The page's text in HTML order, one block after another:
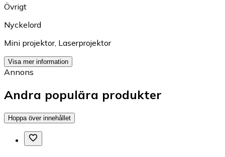
Övrigt
Nyckelord
Mini projektor, Laserprojektor
Visa mer information
Annons
Andra populära produkter
Hoppa över innehållet